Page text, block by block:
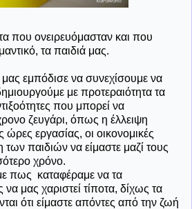
που ονειρευόμασταν και που
τα παιδιά μας.
εμπόδισε να συνεχίσουμε να
με προτεραιότητα τα
που μπορεί να
ζευγάρι, όπως η έλλειψη
ώρες εργασίας, οι οικονομικές
των παιδιών να είμαστε μαζί τους
χρόνο.
πως καταφέραμε να τα
μας χαριστεί τίποτα, δίχως τα
ότι είμαστε απόντες από την ζωή